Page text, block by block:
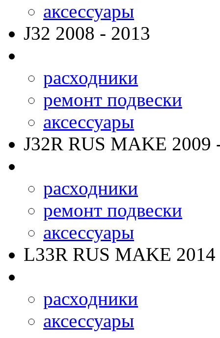
аксессуары
J32 2008 - 2013
расходники
ремонт подвески
аксессуары
J32R RUS MAKE 2009
расходники
ремонт подвески
аксессуары
L33R RUS MAKE 2014
расходники
аксессуары